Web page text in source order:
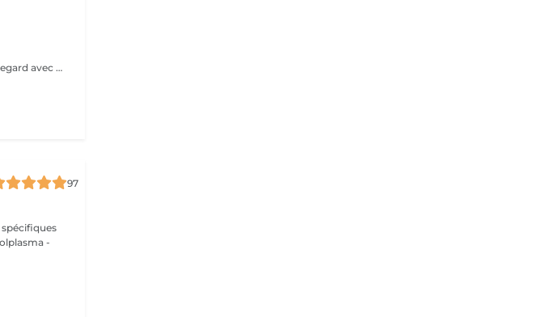
Service de Rehaussement de Cils Transformez votre regard avec notre service de rehaussement de cils, disponible avec ou sans teinture. Notre technique avancée inclut : - *Courbure Durable* : Nous sublimons vos cils naturels en leur apportant une courbure élégante et durable. - *Option avec Teinture* : Pour un effet encore plus spectaculaire, ajoutez de la couleur à vos cils, vous libérant ainsi de l'utilisation quotidienne de mascara. - *Hydratation Incluse* : Nos traitements incluent une hydratation profonde, garantissant des cils sains et forts. ### Entretien Pour maintenir l'effet souhaité et éviter d'endommager vos cils, nous recommandons de refaire le traitement toutes les 4 à 6 semaines. Ainsi, vous assurez un regard toujours éblouissant tout en préservant la santé de vos cils. Prenez rendez-vous dès aujourd'hui et sublimez la beauté naturelle de vos yeux !
97
spécifiques
-